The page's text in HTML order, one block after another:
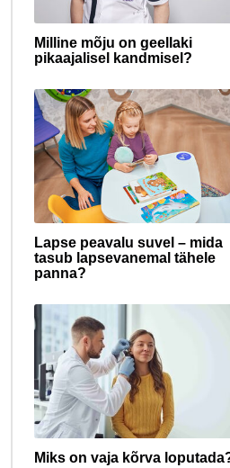
Milline mõju on geellaki
pikaajalisel kandmisel?
Lapse peavalu suvel – mida
tasub lapsevanemal tähele
panna?
Miks on vaja kõrva